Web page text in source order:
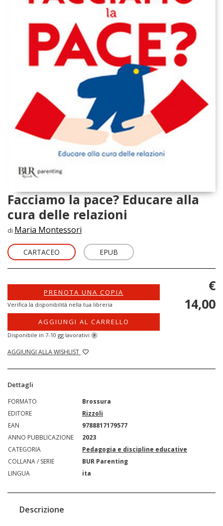
Facciamo la pace? Educare alla
cura delle relazioni
di Maria Montessori
CARTACEO EPUB
PRENOTA UNA COPIA
Verifica la disponibilità nella tua libreria
AGGIUNGI AL CARRELLO
Disponibile in 7-10 gg lavorativi ?
AGGIUNGI ALLA WISHLIST
€
14,00
Dettagli
FORMATO
Brossura
EDITORE
Rizzoli
EAN
9788817179577
ANNO PUBBLICAZIONE
2023
CATEGORIA
Pedagogia e discipline educative
COLLANA / SERIE
BUR Parenting
LINGUA
ita
Descrizione